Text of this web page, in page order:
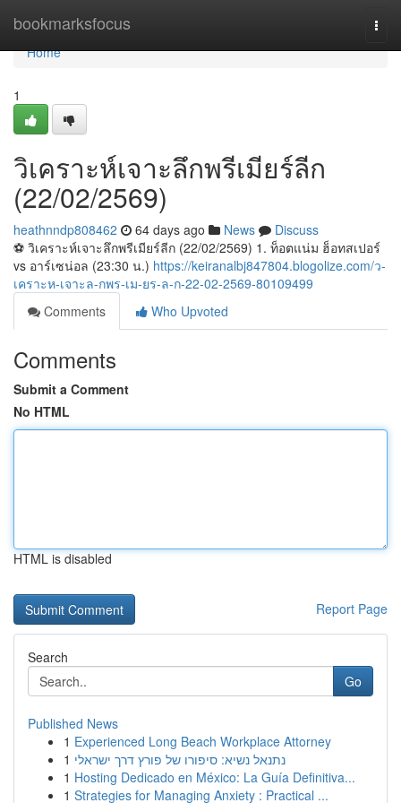
bookmarksfocus
Home
Home
1
วิเคราะห์เจาะลึกพรีเมียร์ลีก
(22/02/2569)
heathnndp808462 64 days ago News
Discuss
⚽️ วิเคราะห์เจาะลึกพรีเมียร์ลีก (22/02/2569) 1. ท็อตแน่ม ฮ็อทสเปอร์
vs อาร์เซน่อล (23:30 น.) https://keiranalbj847804.blogolize.com/ว-
เคราะห-เจาะล-กพร-เม-ยร-ล-ก-22-02-2569-80109499
Comments
Who Upvoted
Comments
Submit a Comment
No HTML
HTML is disabled
Report Page
Search
Go
Published News
1 Experienced Long Beach Workplace Attorney
1 נתנאל נשיא: סיפורו של פורץ דרך ישראלי
1 Hosting Dedicado en México: La Guía Definitiva...
1 Strategies for Managing Anxiety : Practical ...